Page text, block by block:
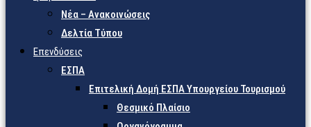
Νέα – Ανακοινώσεις
Δελτία Τύπου
Επενδύσεις
ΕΣΠΑ
Επιτελική Δομή ΕΣΠΑ Υπουργείου Τουρισμού
Θεσμικό Πλαίσιο